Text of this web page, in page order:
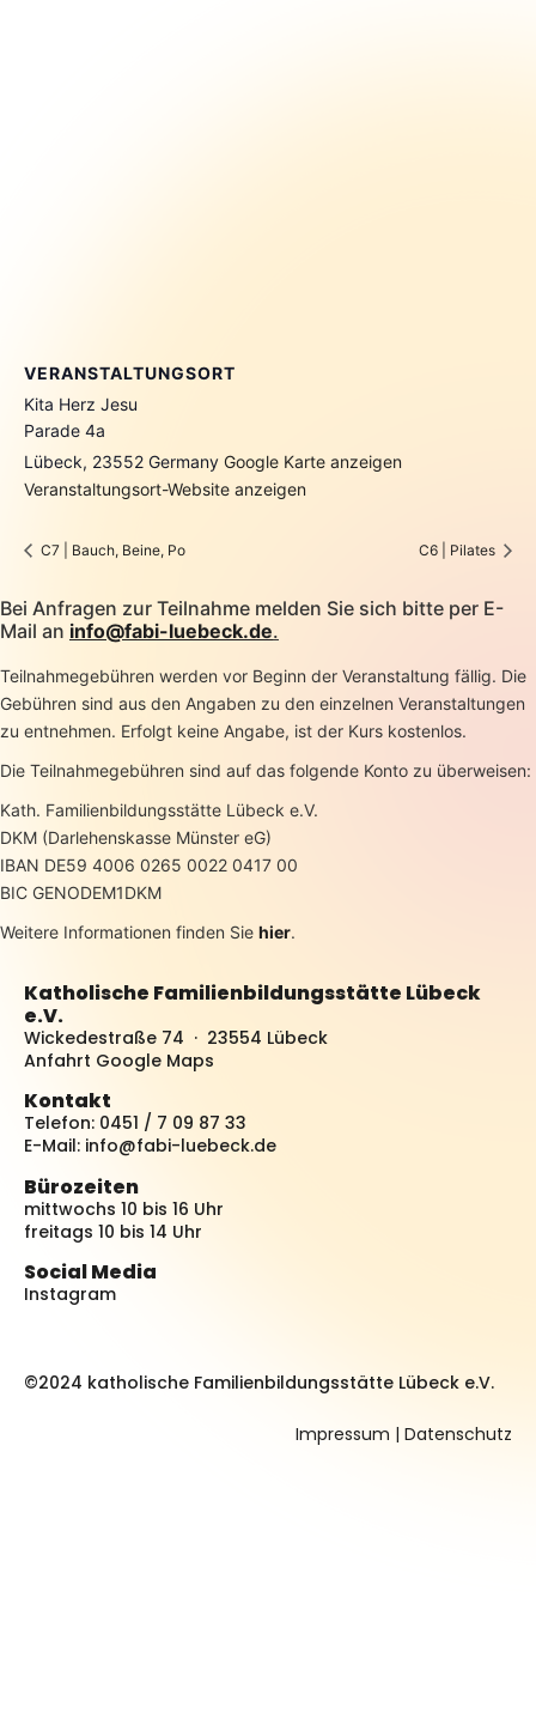
VERANSTALTUNGSORT
Kita Herz Jesu
Parade 4a
Lübeck, 23552 Germany Google Karte anzeigen
Veranstaltungsort-Website anzeigen
C7 | Bauch, Beine, Po C6 | Pilates
Bei Anfragen zur Teilnahme melden Sie sich bitte per E-
Mail an info@fabi-luebeck.de.
Teilnahmegebühren werden vor Beginn der Veranstaltung fällig. Die
Gebühren sind aus den Angaben zu den einzelnen Veranstaltungen
zu entnehmen. Erfolgt keine Angabe, ist der Kurs kostenlos.
Die Teilnahmegebühren sind auf das folgende Konto zu überweisen:
Kath. Familienbildungsstätte Lübeck e.V.
DKM (Darlehenskasse Münster eG)
IBAN DE59 4006 0265 0022 0417 00
BIC GENODEM1DKM
Weitere Informationen finden Sie hier.
Katholische Familienbildungsstätte Lübeck
e.V.
Wickedestraße 74 · 23554 Lübeck
Anfahrt Google Maps
Kontakt
Telefon: 0451 / 7 09 87 33
E-Mail: info@fabi-luebeck.de
Bürozeiten
mittwochs 10 bis 16 Uhr
freitags 10 bis 14 Uhr
Social Media
Instagram
©2024 katholische Familienbildungsstätte Lübeck e.V.
Impressum | Datenschutz